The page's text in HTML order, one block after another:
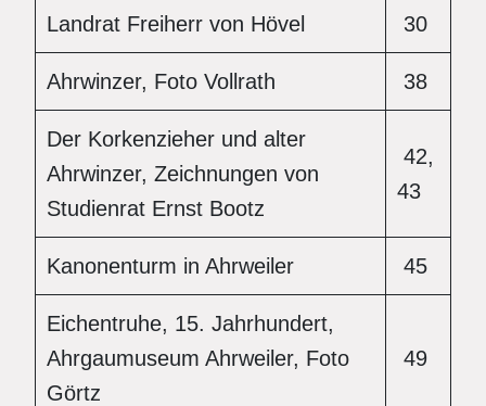
Landrat Freiherr von Hövel 30
Ahrwinzer, Foto Vollrath 38
Der Korkenzieher und alter
Ahrwinzer, Zeichnungen von
Studienrat Ernst Bootz
42,
43
Kanonenturm in Ahrweiler 45
Eichentruhe, 15. Jahrhundert,
Ahrgaumuseum Ahrweiler, Foto
Görtz
49